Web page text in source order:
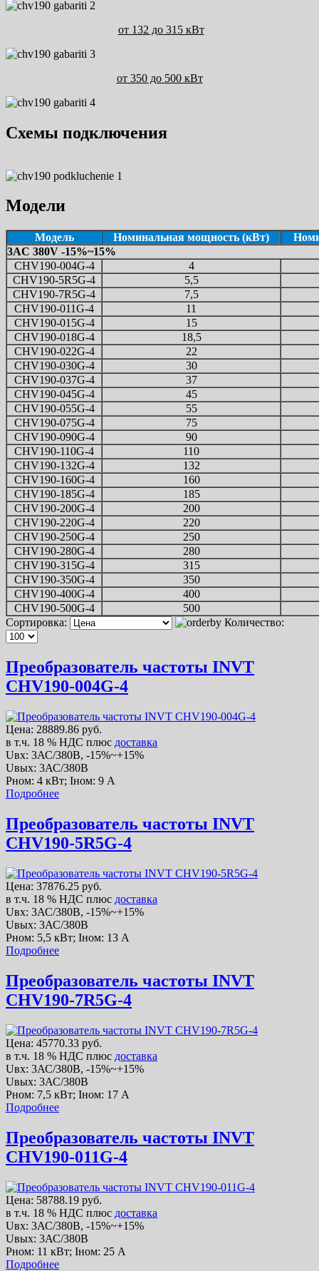
от 132 до 315 кВт
от 350 до 500 кВт
Схемы подключения
Модели
Модель Номинальная мощность (кВт)
3AC 380V -15%~15%
CHV190-004G-4
4
CHV190-5R5G-4
5,5
CHV190-7R5G-4
7,5
CHV190-011G-4
11
CHV190-015G-4
15
CHV190-018G-4
18,5
CHV190-022G-4
22
CHV190-030G-4
30
CHV190-037G-4
37
CHV190-045G-4
45
CHV190-055G-4
55
CHV190-075G-4
75
CHV190-090G-4
90
CHV190-110G-4
110
CHV190-132G-4
132
CHV190-160G-4
160
CHV190-185G-4
185
CHV190-200G-4
200
CHV190-220G-4
220
CHV190-250G-4
250
CHV190-280G-4
280
CHV190-315G-4
315
CHV190-350G-4
350
CHV190-400G-4
400
CHV190-500G-4
500
Сортировка:
Количество:
Преобразователь частоты INVT
CHV190-004G-4
Цена: 28889.86 руб.
в т.ч. 18 % НДС плюс доставка
Uвх: 3АС/380В, -15%~+15%
Uвых: 3АС/380В
Рном: 4 кВт; Iном: 9 А
Подробнее
Преобразователь частоты INVT
CHV190-5R5G-4
Цена: 37876.25 руб.
в т.ч. 18 % НДС плюс доставка
Uвх: 3АС/380В, -15%~+15%
Uвых: 3АС/380В
Рном: 5,5 кВт; Iном: 13 А
Подробнее
Преобразователь частоты INVT
CHV190-7R5G-4
Цена: 45770.33 руб.
в т.ч. 18 % НДС плюс доставка
Uвх: 3АС/380В, -15%~+15%
Uвых: 3АС/380В
Рном: 7,5 кВт; Iном: 17 А
Подробнее
Преобразователь частоты INVT
CHV190-011G-4
Цена: 58788.19 руб.
в т.ч. 18 % НДС плюс доставка
Uвх: 3АС/380В, -15%~+15%
Uвых: 3АС/380В
Рном: 11 кВт; Iном: 25 А
Подробнее